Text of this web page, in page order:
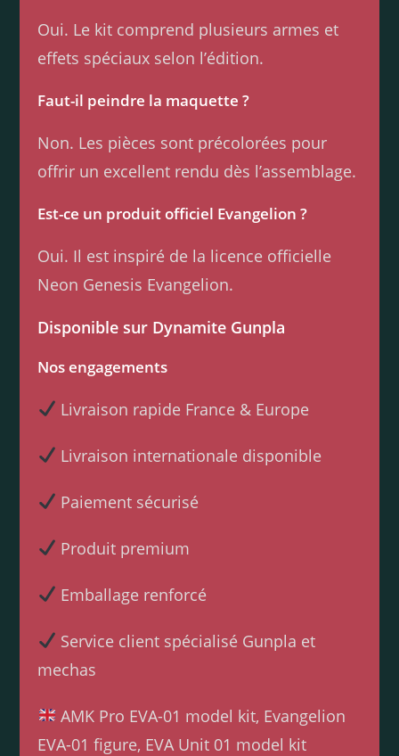
Oui. Le kit comprend plusieurs armes et
effets spéciaux selon l’édition.
Faut-il peindre la maquette ?
Non. Les pièces sont précolorées pour
offrir un excellent rendu dès l’assemblage.
Est-ce un produit officiel Evangelion ?
Oui. Il est inspiré de la licence officielle
Neon Genesis Evangelion.
Disponible sur Dynamite Gunpla
Nos engagements
Livraison rapide France & Europe
Livraison internationale disponible
Paiement sécurisé
Produit premium
Emballage renforcé
Service client spécialisé Gunpla et
mechas
AMK Pro EVA-01 model kit, Evangelion
EVA-01 figure, EVA Unit 01 model kit